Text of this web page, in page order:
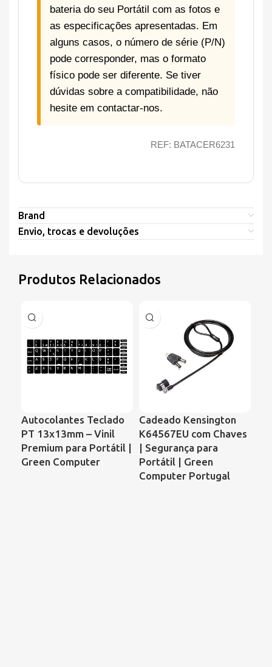
bateria do seu Portátil com as fotos e
as especificações apresentadas. Em
alguns casos, o número de série (P/N)
pode corresponder, mas o formato
físico pode ser diferente. Se tiver
dúvidas sobre a compatibilidade, não
hesite em contactar-nos.
REF: BATACER6231
Brand
Envio, trocas e devoluções
Produtos Relacionados
Autocolantes Teclado
PT 13x13mm – Vinil
Premium para Portátil |
Green Computer
Cadeado Kensington
K64567EU com Chaves
| Segurança para
Portátil | Green
Computer Portugal